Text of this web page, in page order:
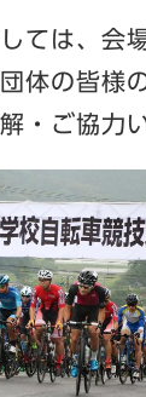
ては、会
体の皆様
・ご協力